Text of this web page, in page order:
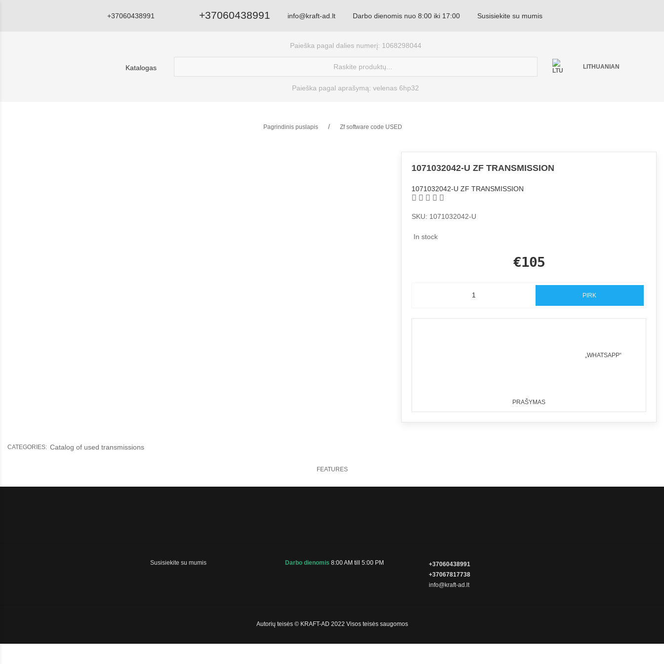
+37060438991 +37060438991 info@kraft-ad.lt Darbo dienomis nuo 8:00 iki 17:00 Susisiekite su mumis
Katalogas
Paieška pagal dalies numerį: 1068298044
Paieška pagal aprašymą: velenas 6hp32
LITHUANIAN
Pagrindinis puslapis Zf software code USED
1071032042-U ZF TRANSMISSION
1071032042-U ZF TRANSMISSION
SKU: 1071032042-U
In stock
€105
PIRK
„WHATSAPP“
PRAŠYMAS
CATEGORIES: Catalog of used transmissions
FEATURES
Susisiekite su mumis Darbo dienomis 8:00 AM till 5:00 PM
+37060438991
+37067817738
info@kraft-ad.lt
Autorių teisės © KRAFT-AD 2022 Visos teisės saugomos